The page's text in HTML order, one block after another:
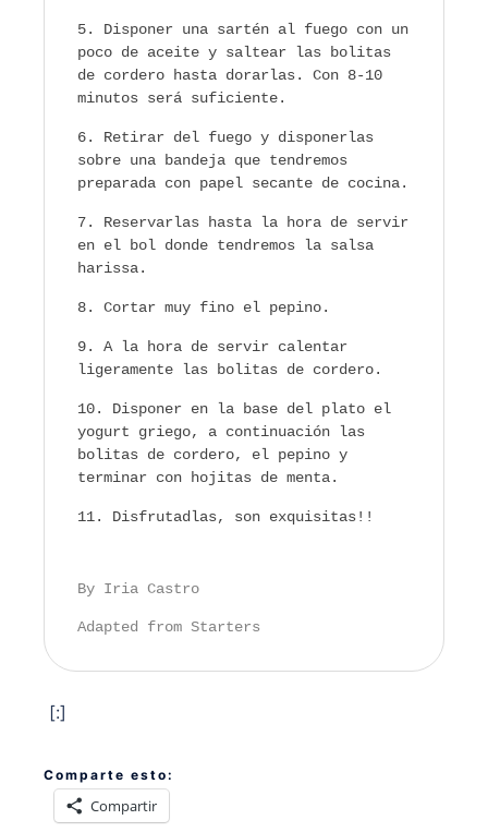
Disponer una sartén al fuego con un
poco de aceite y saltear las bolitas
de cordero hasta dorarlas. Con 8-10
minutos será suficiente.
Retirar del fuego y disponerlas
sobre una bandeja que tendremos
preparada con papel secante de cocina.
Reservarlas hasta la hora de servir
en el bol donde tendremos la salsa
harissa.
Cortar muy fino el pepino.
A la hora de servir calentar
ligeramente las bolitas de cordero.
Disponer en la base del plato el
yogurt griego, a continuación las
bolitas de cordero, el pepino y
terminar con hojitas de menta.
Disfrutadlas, son exquisitas!!
By Iria Castro
Adapted from Starters
[:]
Comparte esto:
Compartir